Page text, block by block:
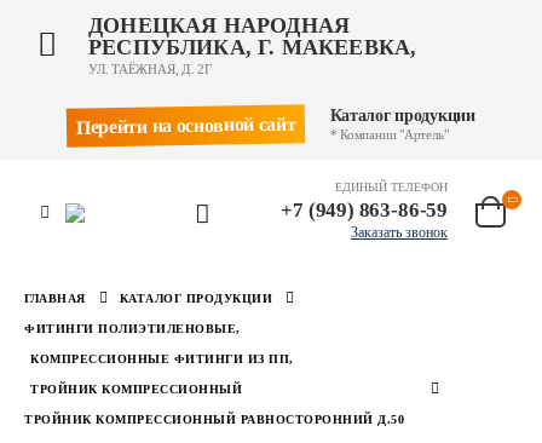
ДОНЕЦКАЯ НАРОДНАЯ
РЕСПУБЛИКА, Г. МАКЕЕВКА,
УЛ. ТАЁЖНАЯ, Д. 2Г
Перейти на основной сайт Каталог продукции
* Компании "Артель"
ЕДИНЫЙ ТЕЛЕФОН
+7 (949) 863-86-59
Заказать звонок
ГЛАВНАЯ КАТАЛОГ ПРОДУКЦИИ
ФИТИНГИ ПОЛИЭТИЛЕНОВЫЕ,
КОМПРЕССИОННЫЕ ФИТИНГИ ИЗ ПП,
ТРОЙНИК КОМПРЕССИОННЫЙ
ТРОЙНИК КОМПРЕССИОННЫЙ РАВНОСТОРОННИЙ Д.50